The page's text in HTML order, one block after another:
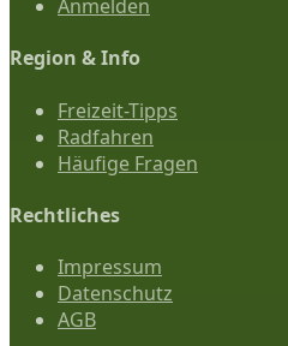
Anmelden
Region & Info
Freizeit-Tipps
Radfahren
Häufige Fragen
Rechtliches
Impressum
Datenschutz
AGB